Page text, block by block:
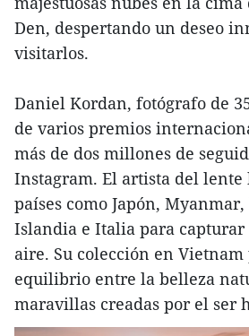
Den, despertando un deseo
visitarlos.
Daniel Kordan, fotógrafo de
de varios premios
más de dos millones de
Instagram. El artista del lente
países como Japón,
Islandia e Italia para capturar
aire. Su colección en
equilibrio entre la belleza
maravillas creadas por el ser